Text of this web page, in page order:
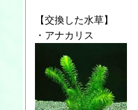
【交換した水草】
・アナカリス